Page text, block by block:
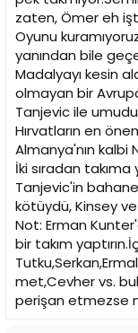
zaten, Ömer eh
Oyunu
yanından bile
Madalyayı kesin
olmayan bir
Tanjevic ile
Hırvatların en
Almanya'nın kalbi
İki sıradan takıma
Tanjevic'in
kötüydü, Kinsey
Not: Erman
bir takım
met,Cevher vs.
perişan etmezse